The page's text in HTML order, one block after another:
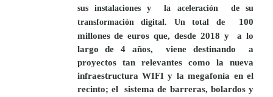
sus instalaciones y
la aceleración
de su
transformación digital. Un total de
100
millones de euros que, desde 2018 y
a lo
largo de 4 años,
viene destinando
a
proyectos tan relevantes como la nueva
infraestructura WIFI y la megafonía en el
recinto; el
sistema de barreras, bolardos y